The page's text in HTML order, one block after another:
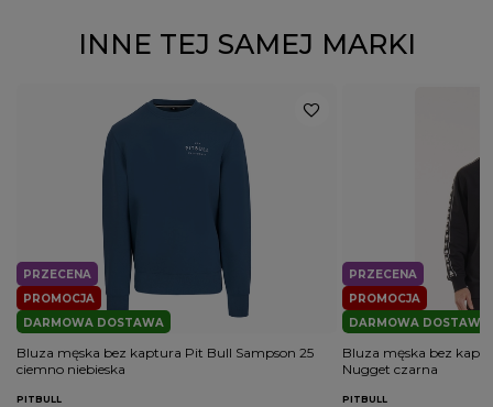
INNE TEJ SAMEJ MARKI
PROMOCJA
PRZECENA
DARMOWA DOSTAWA
Bluza męska bez kaptura Pit Bull Sampson 25
ciemno niebieska
PITBULL
PROMOCJA
PRZECENA
DARMOWA DOSTAWA
Bluza męska bez
Nugget czarna
PITBULL